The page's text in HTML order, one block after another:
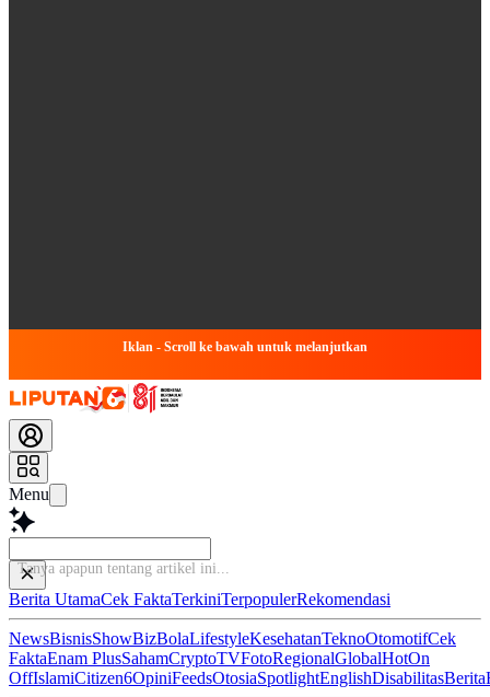
Iklan - Scroll ke bawah untuk melanjutkan
Menu
Tanya a
Berita UtamaCek FaktaTerkiniTerpopulerRekomendasi
NewsBisnisShowBizBolaLifestyleKesehatanTeknoOtomotifCek
FaktaEnam PlusSahamCryptoTVFotoRegionalGlobalHotOn
OffIslamiCitizen6OpiniFeedsOtosiaSpotlightEnglishDisabilitasBerita